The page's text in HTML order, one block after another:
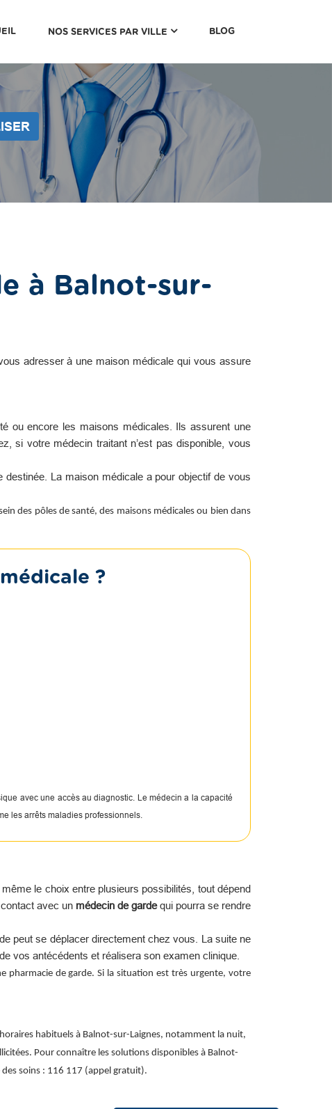
NOS SERVICES PAR VILLE (CURRENT)
BLOG
à Balnot-sur-
adresser à une maison médicale qui vous assure
ou encore les maisons médicales. Ils assurent une
si votre médecin traitant n’est pas disponible, vous
La maison médicale a pour objectif de vous
des pôles de santé, des maisons médicales ou bien dans
?
avec une accès au diagnostic. Le médecin a la capacité
les arrêts maladies professionnels.
le choix entre plusieurs possibilités, tout dépend
avec un médecin de gardequi pourra se rendre
peut se déplacer directement chez vous. La suite ne
vos antécédents et réalisera son examen clinique.
pharmacie de garde. Si la situation est très urgente, votre
habituels à Balnot-sur-Laignes, notamment la nuit,
Pour connaître les solutions disponibles à Balnot-
soins : 116 117 (appel gratuit).